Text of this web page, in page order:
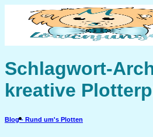
springen
Schlagwort-
kreative
Blog - Rund um's Plotten